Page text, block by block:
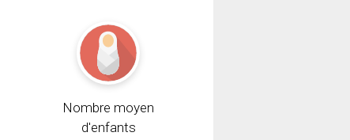
Nombre moyen
d'enfants